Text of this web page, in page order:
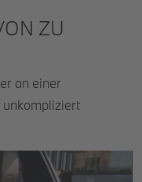
ZU
an einer
unkompliziert